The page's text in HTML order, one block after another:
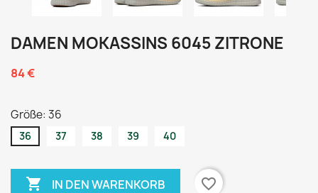
DAMEN MOKASSINS 6045 ZITRONE
84 €
Größe: 36
36 37 38 39 40
 IN DEN WARENKORB favorite_border